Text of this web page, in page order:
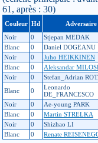
61, après : 30)
Couleur Hd Adversaire
Noir
0 Stjepan MEDAK
Blanc
0 Daniel DOGEANU
Noir
0 Juho HEIKKINEN
Blanc
0 Aleksandar
Noir
0 Stefan_Adrian
Blanc
0
Leonardo
DE_FRANCESCO
Noir
0 Ae-young PARK
Blanc
0 Martin STRELKA
Noir
0 Shizhao LI
Blanc
0 Renate